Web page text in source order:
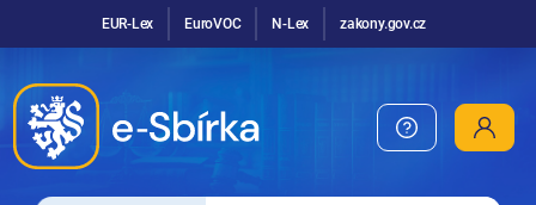
EUR-Lex EuroVOC N-Lex zakony.gov.cz